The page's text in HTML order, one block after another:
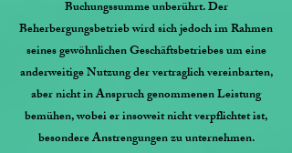
Buchungssumme unberührt. Der
Beherbergungsbetrieb wird sich jedoch im Rahmen
seines gewöhnlichen Geschäftsbetriebes um eine
anderweitige Nutzung der vertraglich vereinbarten,
aber nicht in Anspruch genommenen Leistung
bemühen, wobei er insoweit nicht verpflichtet ist,
besondere Anstrengungen zu unternehmen.